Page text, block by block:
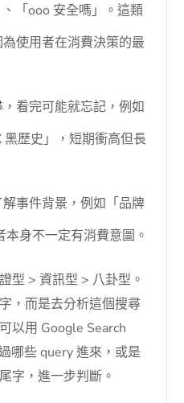
「ooo 安全嗎」。這類
使用者在消費決策的最
，看完可能就忘記，例如
歷史」，短期衝高但長
解事件背景，例如「品牌
身不一定有消費意圖。
型 > 資訊型 > 八卦型。
，而是去分析這個搜尋
以用 Google Search
哪些 query 進來，或是
字，進一步判斷。